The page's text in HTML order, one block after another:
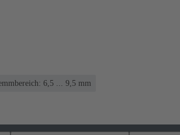
6,5 ... 9,5 mm